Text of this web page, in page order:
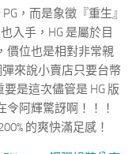
，而是象徵『重生』
入手，HG 是屬於目
價位也是相對非常親
彈來說小賣店只要台幣
是這次儘管是 HG 版
阿輝驚訝啊！！！
的爽快滿足感！